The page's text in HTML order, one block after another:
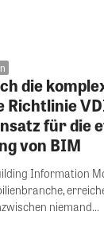
die
Richtlinie
für die
von BIM
Information
niemand...